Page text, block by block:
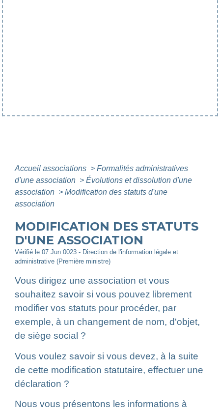
Accueil associations > Formalités administratives
d'une association > Évolutions et dissolution d'une
association > Modification des statuts d'une
association
MODIFICATION DES STATUTS
D'UNE ASSOCIATION
Vérifié le 07 Jun 0023 - Direction de l'information légale et
administrative (Première ministre)
Vous dirigez une association et vous
souhaitez savoir si vous pouvez librement
modifier vos statuts pour procéder, par
exemple, à un changement de nom, d'objet,
de siège social ?
Vous voulez savoir si vous devez, à la suite
de cette modification statutaire, effectuer une
déclaration ?
Nous vous présentons les informations à